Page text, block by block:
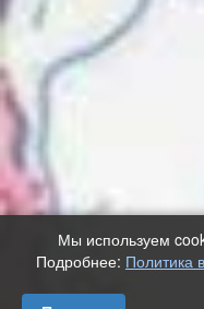
Мы используем
Подробнее: Политика